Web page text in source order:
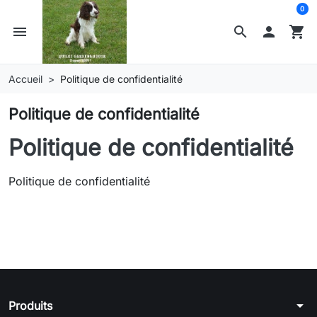
search
menu  shopping_cart
0
Accueil Politique de confidentialité
Politique de confidentialité
Politique de confidentialité
Politique de confidentialité
Produits arrow_drop_down